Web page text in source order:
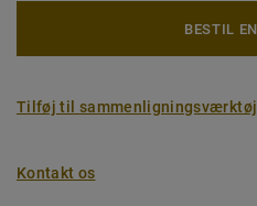
BESTIL
Tilføj til sammenligningsværktøj
Kontakt os